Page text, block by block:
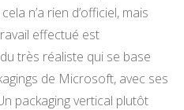
n’a rien d’officiel, mais
effectué est
très réaliste qui se base
de Microsoft, avec ses
packaging vertical plutôt